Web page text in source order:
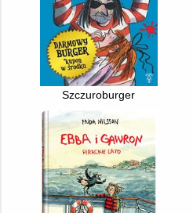
Szczuroburger